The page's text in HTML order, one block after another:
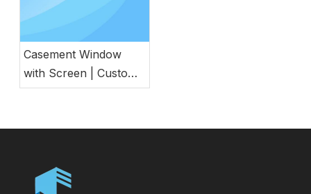
Casement Window
with Screen | Custom
Energy Efficient
Commercial &